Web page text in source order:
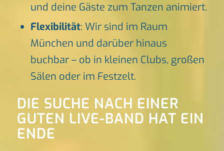
und deine Gäste zum Tanzen animiert.
Flexibilität: Wir sind im Raum
München und darüber hinaus
buchbar – ob in kleinen Clubs, großen
Sälen oder im Festzelt.
DIE SUCHE NACH EINER
GUTEN LIVE-BAND HAT EIN
ENDE